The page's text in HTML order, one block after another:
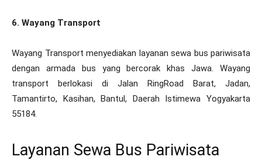
6. Wayang Transport
Wayang Transport menyediakan layanan sewa bus pariwisata
dengan armada bus yang bercorak khas Jawa. Wayang
transport berlokasi di Jalan RingRoad Barat, Jadan,
Tamantirto, Kasihan, Bantul, Daerah Istimewa Yogyakarta
55184.
Layanan Sewa Bus Pariwisata